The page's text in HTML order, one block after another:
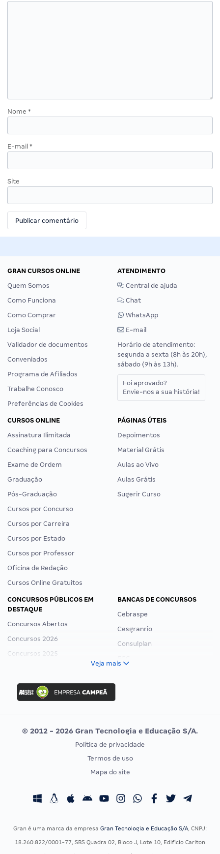
Nome *
E-mail *
Site
GRAN CURSOS ONLINE
Quem Somos
Como Funciona
Como Comprar
Loja Social
Validador de documentos
Conveniados
Programa de Afiliados
Trabalhe Conosco
Preferências de Cookies
ATENDIMENTO
Central de ajuda
Chat
WhatsApp
E-mail
Horário de atendimento:
segunda a sexta (8h às 20h),
sábado (9h às 13h).
Foi aprovado?
Envie-nos a sua história!
CURSOS ONLINE
Assinatura Ilimitada
Coaching para Concursos
Exame de Ordem
Graduação
Pós-Graduação
Cursos por Concurso
Cursos por Carreira
Cursos por Estado
Cursos por Professor
Oficina de Redação
Cursos Online Gratuitos
PÁGINAS ÚTEIS
Depoimentos
Material Grátis
Aulas ao Vivo
Aulas Grátis
Sugerir Curso
CONCURSOS PÚBLICOS EM
DESTAQUE
Concursos Abertos
Concursos 2026
Concursos 2025
Concurso Ibama
Concurso MPU
Editais publicados
BANCAS DE CONCURSOS
Cebraspe
Cesgranrio
Consulplan
Vunesp
CONCURSOS POR PROFISSÃO
Concursos Fiscais
EXAME DE ORDEM
Calendário OAB
Veja mais
© 2012 - 2026 Gran Tecnologia e Educação S/A.
Política de privacidade
Termos de uso
Mapa do site
Gran é uma marca da empresa Gran Tecnologia e Educação S/A, CNPJ:
18.260.822/0001-77, SBS Quadra 02, Bloco J, Lote 10, Edifício Carlton